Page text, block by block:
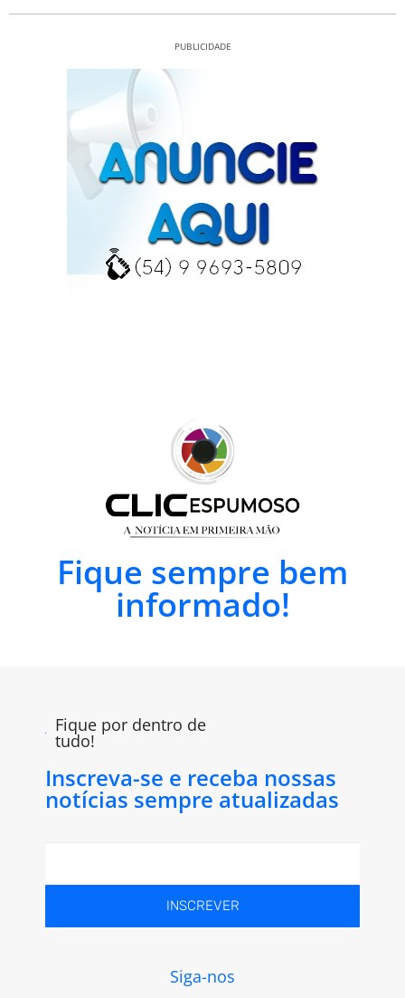
PUBLICIDADE
Fique sempre bem
informado!
Fique por dentro de
tudo!
Inscreva-se e receba nossas
notícias sempre atualizadas
INSCREVER
Siga-nos